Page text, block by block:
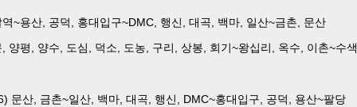
~용산, 공덕, 홍대입구~DMC, 행신, 대곡, 백마, 일산~금촌, 문산
양평, 양수, 도심, 덕소, 도농, 구리, 상봉, 회기~왕십리, 옥수, 이촌~수색
문산, 금촌~일산, 백마, 대곡, 행신, DMC~홍대입구, 공덕, 용산~팔당